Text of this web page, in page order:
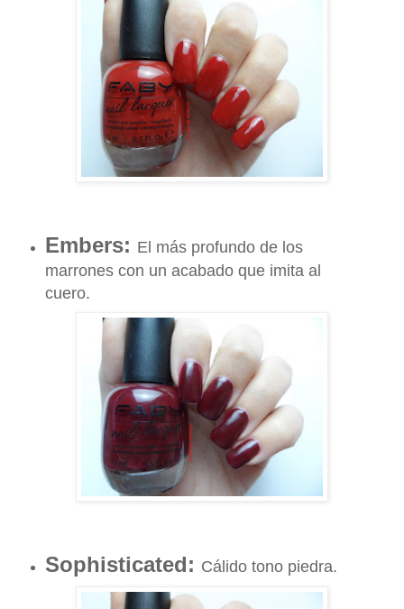
Embers: El más profundo de los
marrones con un acabado que imita al
cuero.
Sophisticated: Cálido tono piedra.